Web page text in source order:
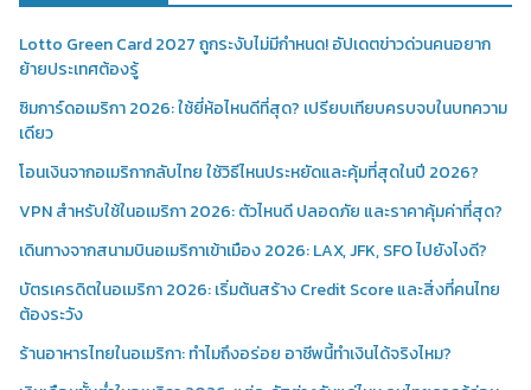
Lotto Green Card 2027 ถูกระงับไม่มีกำหนด! อัปเดตข่าวด่วนคนอยาก
ย้ายประเทศต้องรู้
ซิมการ์ดอเมริกา 2026: ใช้ยี่ห้อไหนดีที่สุด? เปรียบเทียบครบจบในบทความ
เดียว
โอนเงินจากอเมริกากลับไทย ใช้วิธีไหนประหยัดและคุ้มที่สุดในปี 2026?
VPN สำหรับใช้ในอเมริกา 2026: ตัวไหนดี ปลอดภัย และราคาคุ้มค่าที่สุด?
เดินทางจากสนามบินอเมริกาเข้าเมือง 2026: LAX, JFK, SFO ไปยังไงดี?
บัตรเครดิตในอเมริกา 2026: เริ่มต้นสร้าง Credit Score และสิ่งที่คนไทย
ต้องระวัง
ร้านอาหารไทยในอเมริกา: ทำไมถึงอร่อย อาชีพนี้ทำเงินได้จริงไหม?